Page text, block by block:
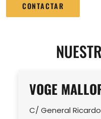
CONTACTAR
VOGE
C/ General